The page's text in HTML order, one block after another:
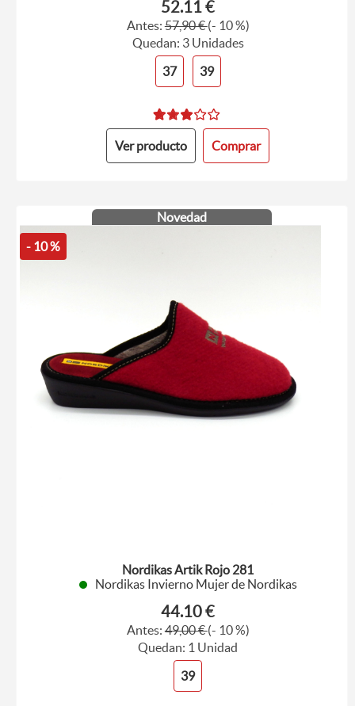
52.11 €
Antes:57,90 €(- 10 %)
Quedan: 3 Unidades
37
39
Ver producto Comprar
Novedad
- 10 %
Nordikas Artik Rojo 281
Nordikas Invierno Mujer de Nordikas
44.10 €
Antes:49,00 €(- 10 %)
Quedan: 1 Unidad
39